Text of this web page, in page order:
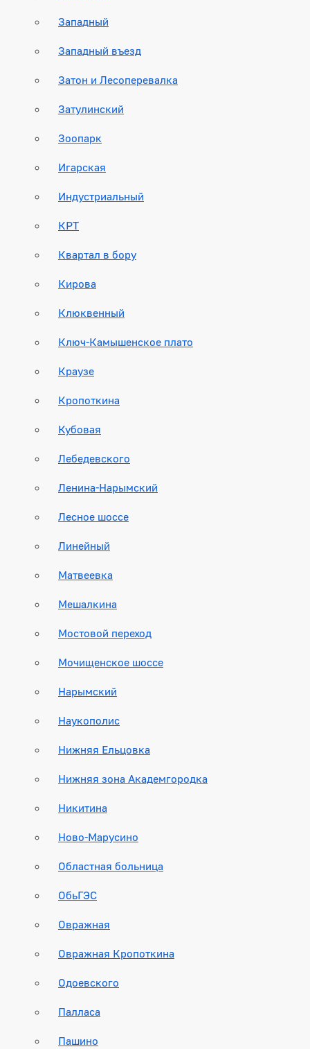
Западный
Западный въезд
Затон и Лесоперевалка
Затулинский
Зоопарк
Игарская
Индустриальный
КРТ
Квартал в бору
Кирова
Клюквенный
Ключ-Камышенское плато
Краузе
Кропоткина
Кубовая
Лебедевского
Ленина-Нарымский
Лесное шоссе
Линейный
Матвеевка
Мешалкина
Мостовой переход
Мочищенское шоссе
Нарымский
Наукополис
Нижняя Ельцовка
Нижняя зона Академгородка
Никитина
Ново-Марусино
Областная больница
ОбьГЭС
Овражная
Овражная Кропоткина
Одоевского
Палласа
Пашино